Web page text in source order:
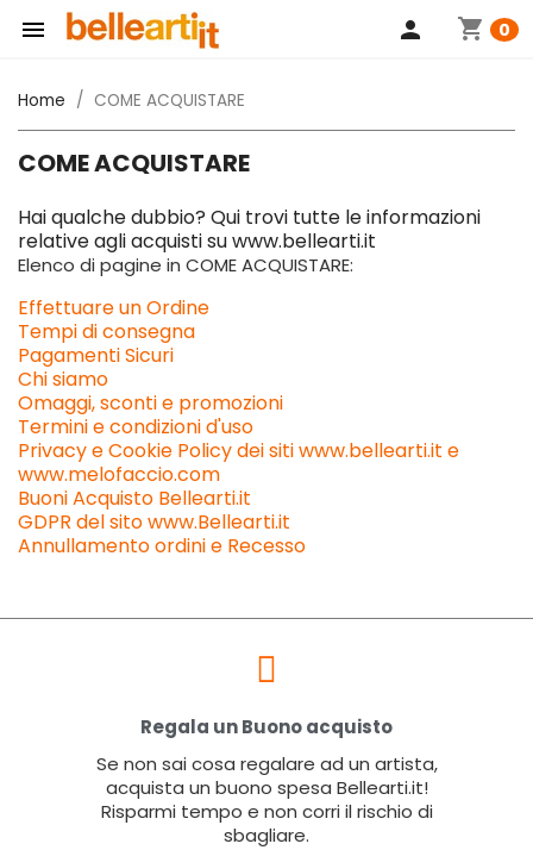
 shopping_cart 0
person
Home COME ACQUISTARE
COME ACQUISTARE
Hai qualche dubbio? Qui trovi tutte le informazioni
relative agli acquisti su www.bellearti.it
Elenco di pagine in COME ACQUISTARE:
Effettuare un Ordine
Tempi di consegna
Pagamenti Sicuri
Chi siamo
Omaggi, sconti e promozioni
Termini e condizioni d'uso
Privacy e Cookie Policy dei siti www.bellearti.it e
www.melofaccio.com
Buoni Acquisto Bellearti.it
GDPR del sito www.Bellearti.it
Annullamento ordini e Recesso
Regala un Buono acquisto
Se non sai cosa regalare ad un artista,
acquista un buono spesa Bellearti.it!
Risparmi tempo e non corri il rischio di
sbagliare.